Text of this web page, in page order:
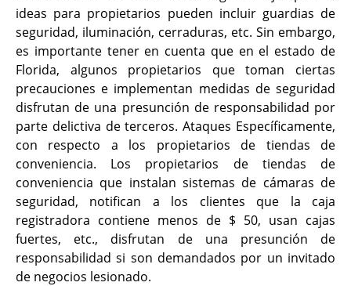
ideas para propietarios pueden incluir guardias de
seguridad, iluminación, cerraduras, etc. Sin embargo,
es importante tener en cuenta que en el estado de
Florida, algunos propietarios que toman ciertas
precauciones e implementan medidas de seguridad
disfrutan de una presunción de responsabilidad por
parte delictiva de terceros. Ataques Específicamente,
con respecto a los propietarios de tiendas de
conveniencia. Los propietarios de tiendas de
conveniencia que instalan sistemas de cámaras de
seguridad, notifican a los clientes que la caja
registradora contiene menos de $ 50, usan cajas
fuertes, etc., disfrutan de una presunción de
responsabilidad si son demandados por un invitado
de negocios lesionado.